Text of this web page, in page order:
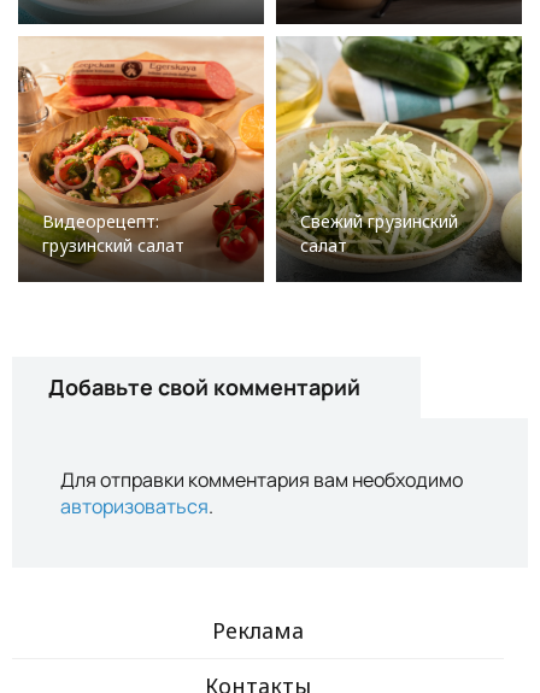
Видеорецепт:
грузинский салат
Свежий грузинский
салат
Добавьте свой комментарий
Для отправки комментария вам необходимо
авторизоваться.
Реклама
Контакты